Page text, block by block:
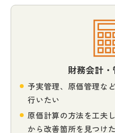
財務会計
予実管理、原価管理な
行いたい
原価計算の方法を工夫
から改善箇所を見つけ